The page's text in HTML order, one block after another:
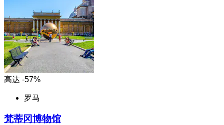
高达 -57%
罗马
梵蒂冈博物馆